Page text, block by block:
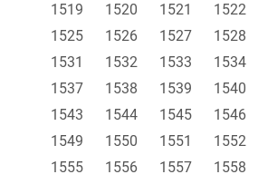
1519
1520 1521 1522
1525
1526 1527 1528
1531
1532 1533 1534
1537
1538 1539 1540
1543
1544 1545 1546
1549
1550 1551 1552
1555
1556 1557 1558